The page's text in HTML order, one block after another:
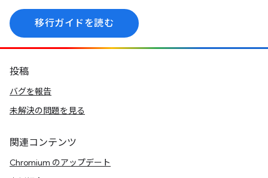
移行ガイドを読む
投稿
バグを報告
未解決の問題を見る
関連コンテンツ
Chromium のアップデート